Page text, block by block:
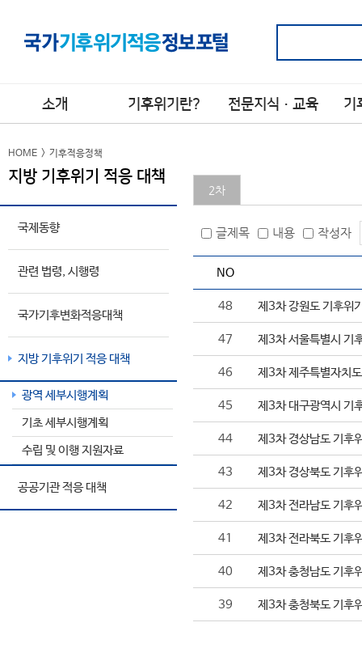
소개 기후위기란? 전문지식·교육 기
소개 >
기후위기 요인 >
기후위기 전망
적응이란?
용어사전
기후변화 적응 교육
적응
지방
HOME > 기후적응정책
지방 기후위기 적응 대책
국제동향
관련 법령, 시행령
국가기후변화적응대책
지방 기후위기 적응 대책
광역 세부시행계획
기초 세부시행계획
수립 및 이행 지원자료
공공기관 적응 대책
2차
글제목 내용 작성자
NO
48 제3차 강원도 기후
47 제3차 서울특별시
46 제3차 제주특별자치
45 제3차 대구광역시
44 제3차 경상남도 기
43 제3차 경상북도 기
42 제3차 전라남도 기
41 제3차 전라북도 기
40 제3차 충청남도 기
39 제3차 충청북도 기